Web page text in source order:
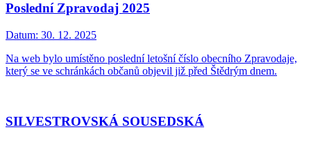
Poslední Zpravodaj 2025
Datum: 30. 12. 2025
Na web bylo umístěno poslední letošní číslo obecního Zpravodaje,
který se ve schránkách občanů objevil již před Štědrým dnem.
SILVESTROVSKÁ SOUSEDSKÁ